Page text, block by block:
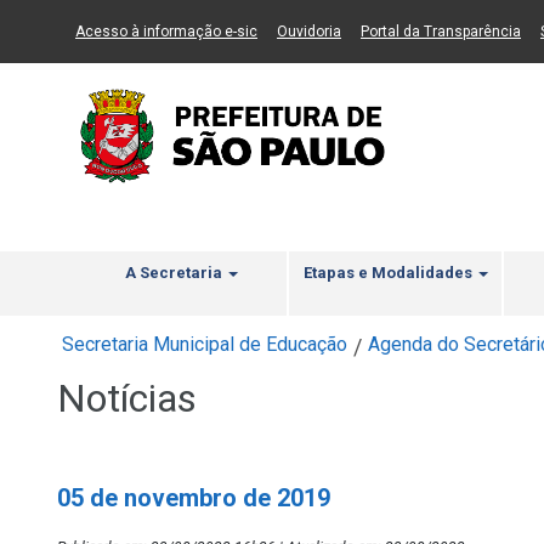
Ir ao Conteúdo Ir para menu principal 2 Ir para busca
Acesso à informação e-sic(Link para um novo sítio)
Ouvidoria (Link para um novo sítio)
Portal da Transparência
A Secretaria Etapas e Modalidades
Secretaria Municipal de Educação / Agenda do
Notícias
05 de novembro de 2019